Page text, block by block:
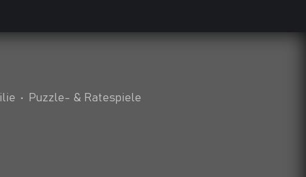
• Puzzle- & Ratespiele